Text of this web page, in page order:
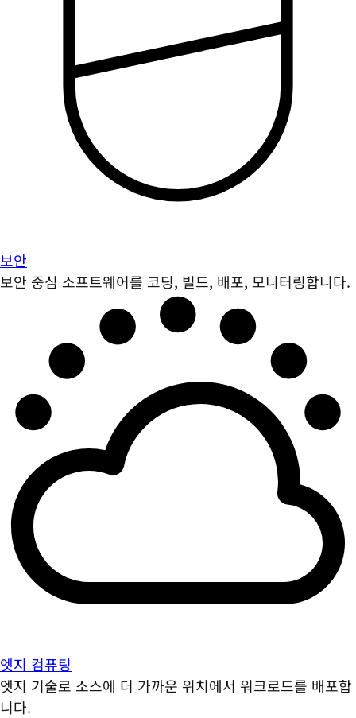
보안
보안 중심 소프트웨어를 코딩, 빌드, 배포, 모니터링합니다.
엣지 컴퓨팅
엣지 기술로 소스에 더 가까운 위치에서 워크로드를 배포합
니다.